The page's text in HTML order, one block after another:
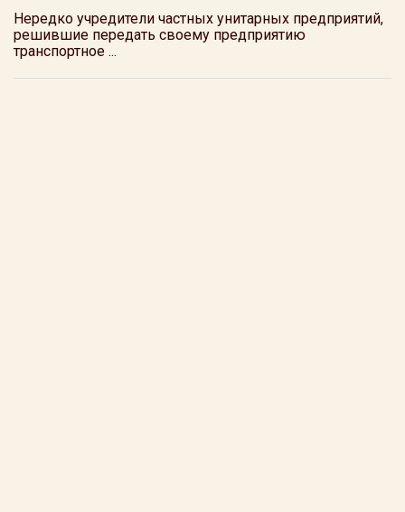
Нередко учредители частных унитарных предприятий,
решившие передать своему предприятию
транспортное ...